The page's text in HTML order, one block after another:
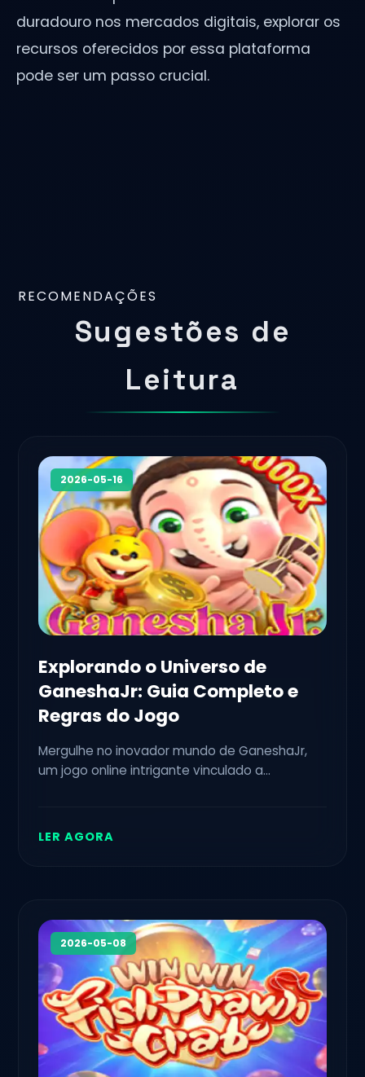
duradouro nos mercados digitais, explorar os
recursos oferecidos por essa plataforma
pode ser um passo crucial.
RECOMENDAÇÕES
Sugestões de
Leitura
2026-05-16
Explorando o Universo de
GaneshaJr: Guia Completo e
Regras do Jogo
Mergulhe no inovador mundo de GaneshaJr,
um jogo online intrigante vinculado a
LER AGORA
2026-05-08